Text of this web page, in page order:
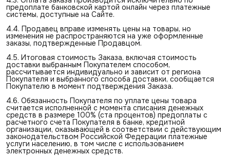
предоплате банковской картой онлайн через платежные
системы, доступные на Сайте.
4.4. Продавец вправе изменять цены на товары, но
изменения не распространяются на уже оформленные
заказы, подтвержденные Продавцом.
4.5. Итоговая стоимость Заказа, включая стоимость
доставки выбранным Покупателем способом,
рассчитывается индивидуально и зависит от региона
Покупателя и выбранного способа доставки, сообщается
Покупателю в момент подтверждения Заказа.
4.6. Обязанность Покупателя по уплате цены товара
считается исполненной с момента списания денежных
средств в размере 100% (ста процентов) предоплаты с
расчетного счета Покупателя в банке, кредитной
организации, оказывающей в соответствии с действующим
законодательством Российской Федерации платежные
услуги населению, в том числе с использованием
электронных денежных средств.